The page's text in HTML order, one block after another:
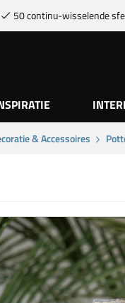
50 continu-wisselende
& Accessoires